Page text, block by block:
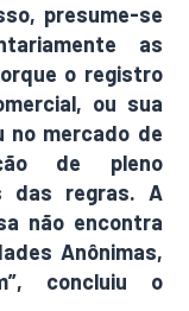
presume-se
as
o registro
ou sua
no mercado de
de pleno
das regras. A
não encontra
Anônimas,
concluiu o